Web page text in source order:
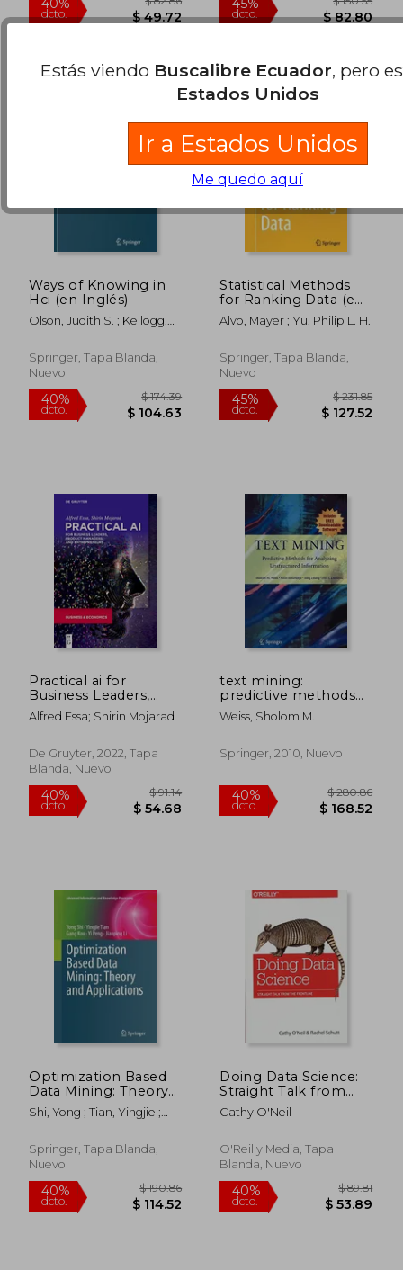
40%
dcto.
$ 62.14
$ 37.28
45%
dcto.
$
$
Ways of Knowing in
Hci (en Inglés)
Olson, Judith S. ; Kellogg,
Springer, Tapa Blanda,
Nuevo
Statistical Methods
for Ranking Data (en
Inglés)
Alvo, Mayer ; Yu, Philip L. H.
Springer, Tapa Blanda,
Nuevo
Practical ai for
Business Leaders,
Product Managers,
and Entrepreneurs:
Implementation
Handbook (en Inglés)
Alfred Essa; Shirin Mojarad
De Gruyter, 2022, Tapa
Blanda, Nuevo
text mining:
predictive methods
for analyzing
unstructured
Inglés)
Weiss, Sholom M.
Springer, 2010, Nuevo
Optimization Based
Data Mining: Theory
and Applications (en
Inglés)
Shi, Yong ; Tian, Yingjie ;
Springer, Tapa Blanda,
Nuevo
Doing Data Science:
Straight Talk from
the Frontline (en
Inglés)
Cathy O'Neil
O'Reilly Media, Tapa
Blanda, Nuevo
Estás viendo Buscalibre Ecuador, pero
Estados Unidos
Ir a Estados Unidos
Me quedo aquí